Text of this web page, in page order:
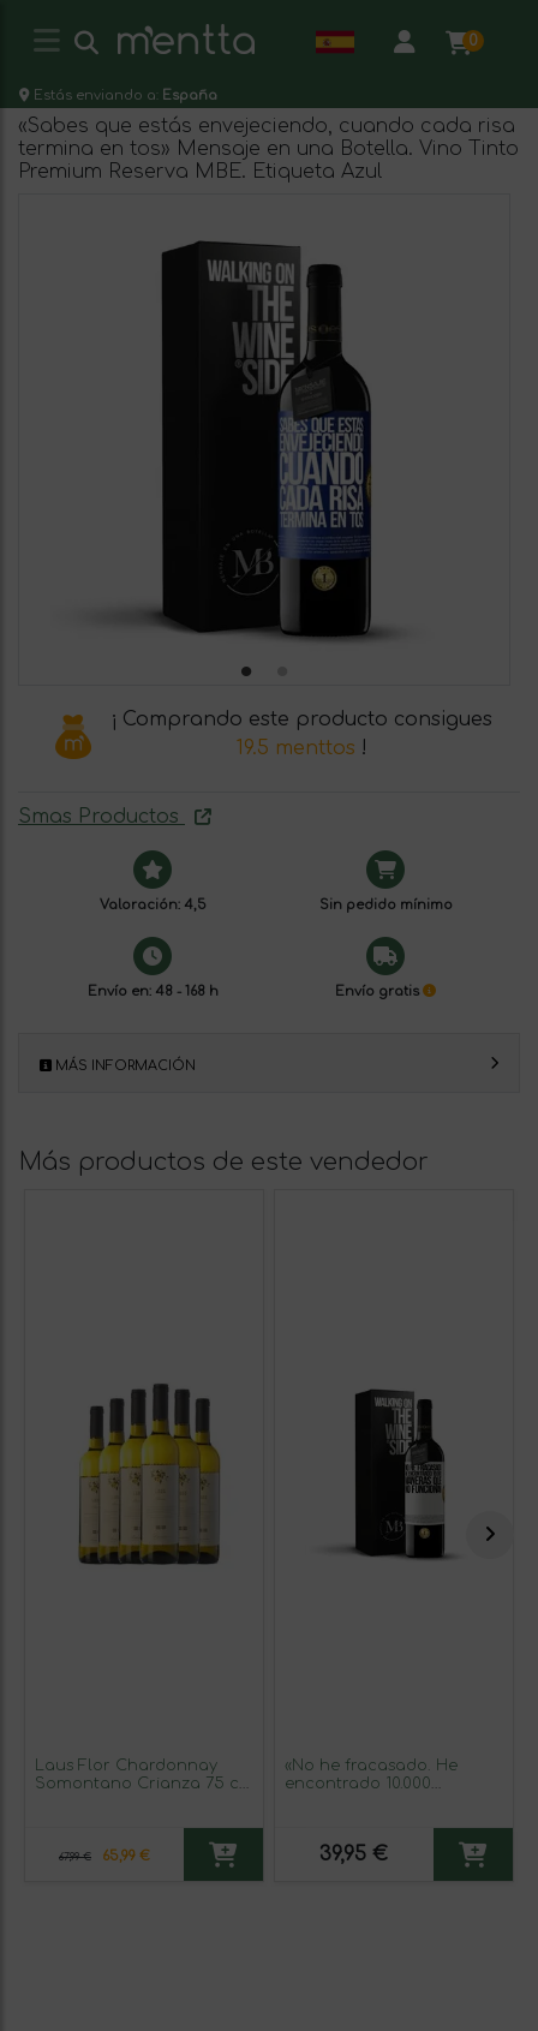
0
Estás enviando a: España
«Sabes que estás envejeciendo, cuando cada risa
termina en tos» Mensaje en una Botella. Vino Tinto
Premium Reserva MBE. Etiqueta Azul
¡ Comprando este producto consigues
19.5 menttos !
Smas Productos
Valoración: 4,5 Sin pedido mínimo
Envío en: 48 - 168 h Envío gratis
MÁS INFORMACIÓN
Más productos de este vendedor
Laus Flor Chardonnay
Somontano Crianza 75 cl
67,99 € 65,99 €
«No he fracasado. He
encontrado 10.000
Premium Reserva MBE.
39,95 €